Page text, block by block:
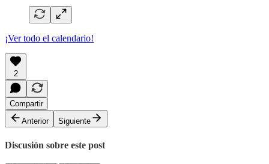
¡Ver todo el calendario!
2
Compartir
Anterior
Siguiente
Discusión sobre este post